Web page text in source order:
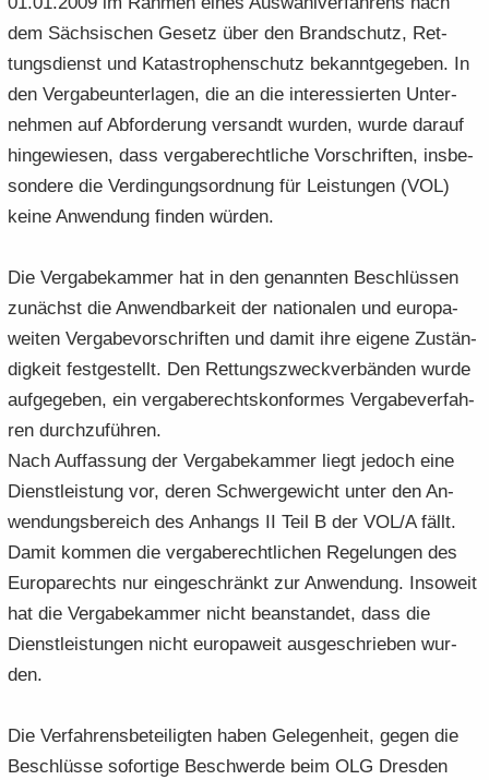
dem Säch­si­schen Ge­setz über den Brand­schutz, Ret­
tungs­dienst und Ka­ta­stro­phen­schutz be­kannt­ge­ge­ben. In
den Ver­ga­be­un­ter­la­gen, die an die in­ter­es­sier­ten Un­ter­
neh­men auf Ab­for­de­rung ver­sandt wur­den, wurde dar­auf
hin­ge­wie­sen, dass ver­ga­be­recht­li­che Vor­schrif­ten, ins­be­
son­de­re die Ver­din­gungs­ord­nung für Leis­tun­gen (VOL)
keine An­wen­dung fin­den wür­den.
Die Ver­ga­be­kam­mer hat in den ge­nann­ten Be­schlüs­sen
zu­nächst die An­wend­bar­keit der na­tio­na­len und eu­ro­pa­
wei­ten Ver­ga­be­vor­schrif­ten und damit ihre ei­ge­ne Zu­stän­
dig­keit fest­ge­stellt. Den Ret­tungs­zweck­ver­bän­den wurde
auf­ge­ge­ben, ein ver­ga­be­rechts­kon­for­mes Ver­ga­be­ver­fah­
ren durch­zu­füh­ren.
Nach Auf­fas­sung der Ver­ga­be­kam­mer liegt je­doch eine
Dienst­leis­tung vor, deren Schwer­ge­wicht unter den An­
wen­dungs­be­reich des An­hangs II Teil B der VOL/A fällt.
Damit kom­men die ver­ga­be­recht­li­chen Re­ge­lun­gen des
Eu­ro­pa­rechts nur ein­ge­schränkt zur An­wen­dung. In­so­weit
hat die Ver­ga­be­kam­mer nicht be­an­stan­det, dass die
Dienst­leis­tun­gen nicht eu­ro­pa­weit aus­ge­schrie­ben wur­
den.
Die Ver­fah­rens­be­tei­lig­ten haben Ge­le­gen­heit, gegen die
Be­schlüs­se so­for­ti­ge Be­schwer­de beim OLG Dres­den